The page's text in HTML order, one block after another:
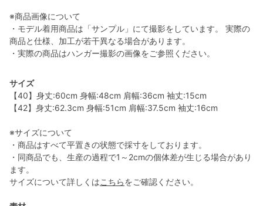
※商品画像について
・モデル着用商品は「サンプル」にて撮影をしています。 実際の
商品と仕様、加工が若干異なる場合があります。
・実際の商品はハンガー撮影の画像をご参照ください。
サイズ
【40】身丈:60cm 身幅:48cm 肩幅:36cm 袖丈:15cm
【42】身丈:62.3cm 身幅:51cm 肩幅:37.5cm 袖丈:16cm
※サイズについて
・商品はすべて平置きの状態で採寸をしております。
・同商品でも、生産の過程で1～2cmの個体差が生じる場合があり
ます。
サイズについて詳しくはこちらをご確認ください。